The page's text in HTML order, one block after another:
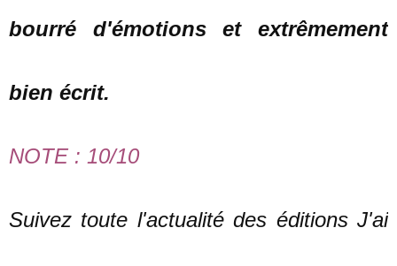
bourré d'émotions et extrêmement
bien écrit.
NOTE : 10/10
Suivez toute l'actualité des éditions J'ai